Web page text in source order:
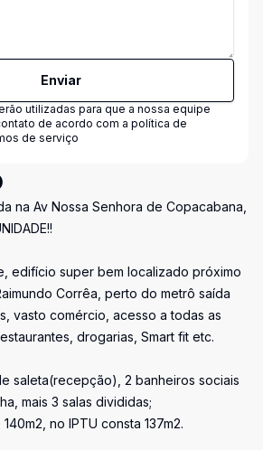
Enviar
utilizadas para que a nossa equipe
de acordo com a política de
de serviço
na Av Nossa Senhora de Copacabana,
edifício super bem localizado próximo
Corrêa, perto do metrô saída
vasto comércio, acesso a todas as
drogarias, Smart fit etc.
saleta(recepção), 2 banheiros sociais
mais 3 salas divididas;
no IPTU consta 137m2.